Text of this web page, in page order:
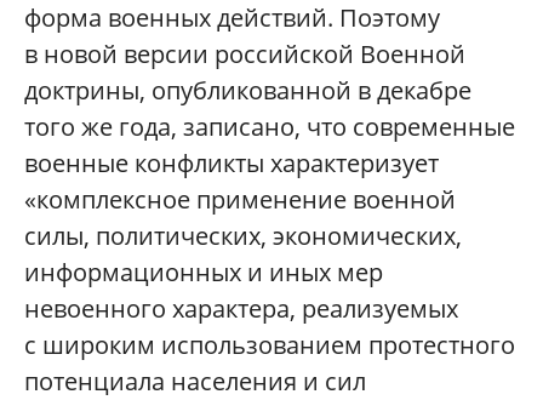
форма военных действий. Поэтому
в новой версии российской Военной
доктрины, опубликованной в декабре
того же года, записано, что современные
военные конфликты характеризует
«комплексное применение военной
силы, политических, экономических,
информационных и иных мер
невоенного характера, реализуемых
с широким использованием протестного
потенциала населения и сил